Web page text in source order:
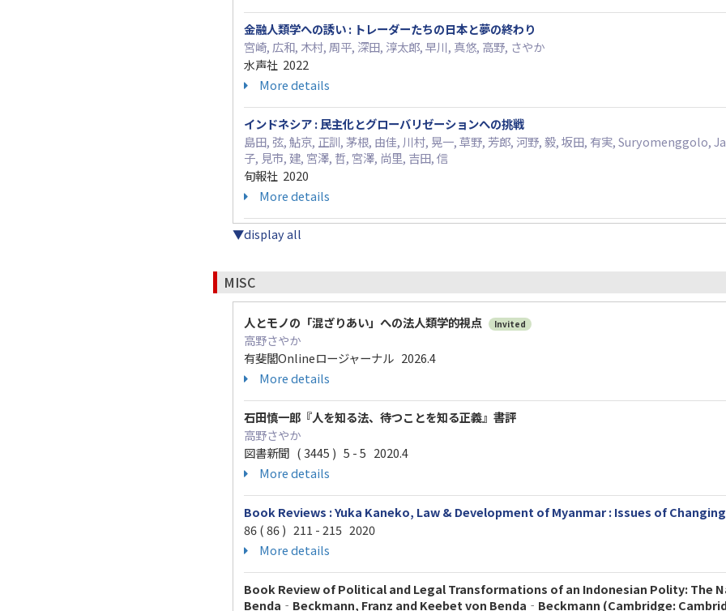
金融人類学への誘い : トレーダーたちの日本と夢の終わり
宮崎, 広和, 木村, 周平, 深田, 淳太郎, 早川, 真悠, 高野, さやか
水声社 2022
More details
インドネシア : 民主化とグローバリゼーションへの挑戦
島田, 弦, 鮎京, 正訓, 茅根, 由佳, 川村, 晃一, 草野, 芳郎, 河野, 毅, 坂田, 有実, Suryomenggolo,
子, 見市, 建, 宮澤, 哲, 宮澤, 尚里, 吉田, 信
旬報社 2020
More details
▼display all
MISC
⼈とモノの「混ざりあい」への法⼈類学的視点 Invited
高野さやか
有斐閣Onlineロージャーナル 2026.4
More details
石田慎一郎『人を知る法、待つことを知る正義』書評
高野さやか
図書新聞 ( 3445 ) 5 - 5 2020.4
More details
Book Reviews : Yuka Kaneko, Law & Development of Myanmar : Issues of
86 ( 86 ) 211 - 215 2020
More details
Book Review of Political and Legal Transformations of an Indonesian Polity:
Benda‐Beckmann, Franz and Keebet von Benda‐Beckmann (Cambridge: